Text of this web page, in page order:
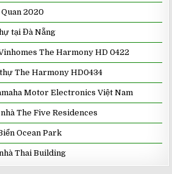
2020
tại Đà Nẵng
The Harmony HD 0422
The Harmony HD0434
Motor Electronics Việt Nam
The Five Residences
Ocean Park
Thai Building